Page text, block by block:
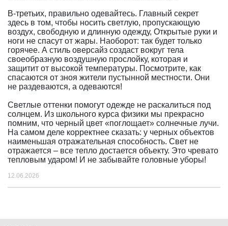
В-третьих, правильно одевайтесь. Главный секрет
здесь в том, чтобы носить светлую, пропускающую
воздух, свободную и длинную одежду, Открытые руки и
ноги не спасут от жары. Наоборот: так будет только
горячее. А стиль оверсайз создаст вокруг тела
своеобразную воздушную прослойку, которая и
защитит от высокой температуры. Посмотрите, как
спасаются от зноя жители пустынной местности. Они
не раздеваются, а одеваются!
Светлые оттенки помогут одежде не раскалиться под
солнцем. Из школьного курса физики мы прекрасно
помним, что черный цвет «поглощает» солнечные лучи.
На самом деле корректнее сказать: у черных объектов
наименьшая отражательная способность. Свет не
отражается – все тепло достается объекту. Это чревато
тепловым ударом! И не забывайте головные уборы!
12.06.2026